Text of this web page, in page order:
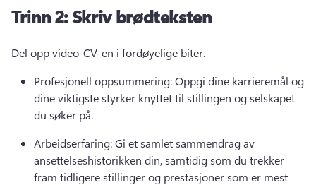
Trinn 2: Skriv brødteksten
Del opp video-CV-en i fordøyelige biter.
Profesjonell oppsummering: Oppgi dine karrieremål og
dine viktigste styrker knyttet til stillingen og selskapet
du søker på.
Arbeidserfaring: Gi et samlet sammendrag av
ansettelseshistorikken din, samtidig som du trekker
fram tidligere stillinger og prestasjoner som er mest